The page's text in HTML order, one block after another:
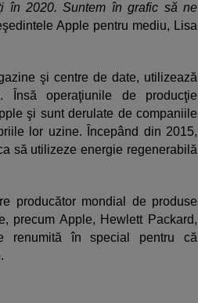
în 2020. Suntem în grafic să ne
Apple pentru mediu, Lisa
şi centre de date, utilizează
Însă operaţiunile de producţie
şi sunt derulate de companiile
lor uzine. Începând din 2015,
să utilizeze energie regenerabilă
producător mondial de produse
precum Apple, Hewlett Packard,
renumită în special pentru că